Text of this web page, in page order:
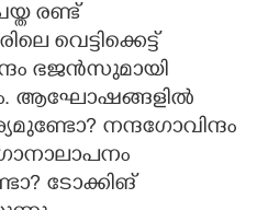
രണ്ട്
വെട്ടിക്കെട്ട്
ഭജൻസുമായി
ആഘോഷങ്ങളിൽ
നന്ദഗോവിന്ദം
ടോക്കിങ്